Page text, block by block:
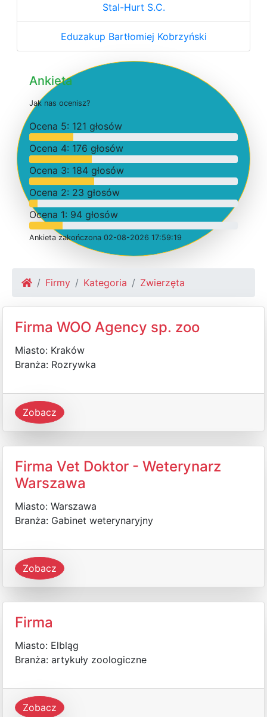
Stal-Hurt S.C.
Eduzakup Bartłomiej Kobrzyński
Ankieta
Jak nas ocenisz?
Ocena 5: 121 głosów
Ocena 4: 176 głosów
Ocena 3: 184 głosów
Ocena 2: 23 głosów
Ocena 1: 94 głosów
Ankieta zakończona 02-08-2026 17:59:19
Firmy Kategoria Zwierzęta
Firma WOO Agency sp. zoo
Miasto: Kraków
Branża: Rozrywka
Zobacz
Firma Vet Doktor - Weterynarz
Warszawa
Miasto: Warszawa
Branża: Gabinet weterynaryjny
Zobacz
Firma
Miasto: Elbląg
Branża: artykuły zoologiczne
Zobacz